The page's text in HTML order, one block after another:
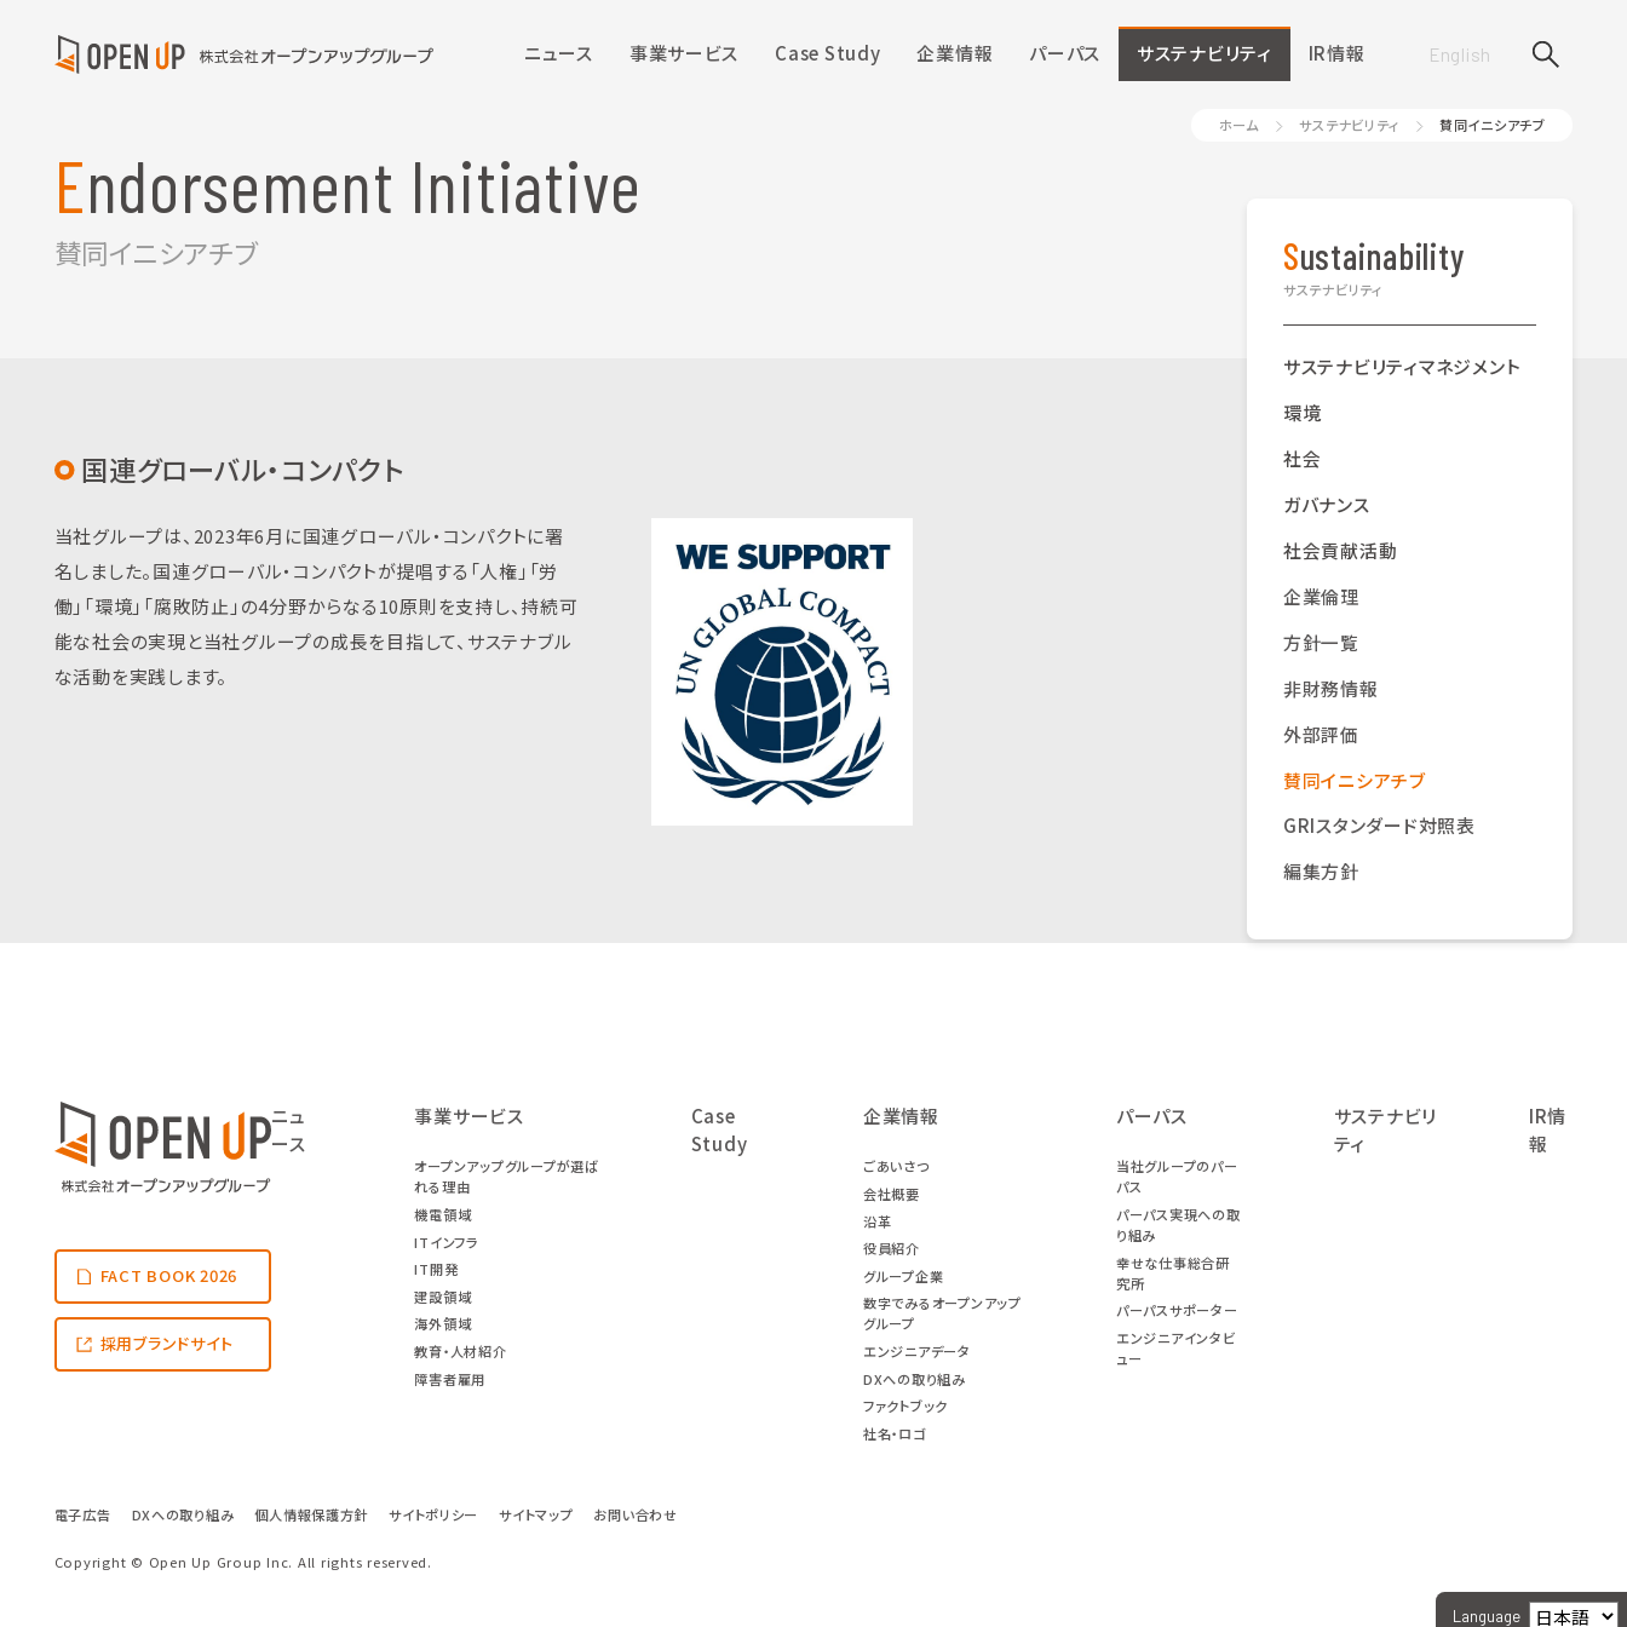
ニュース 事業サービス Case Study 企業情報 パーパス サステナビリティ IR情報 English
ホーム サステナビリティ 賛同イニシアチブ
Endorsement Initiative
賛同イニシアチブ
国連グローバル・コンパクト
当社グループは、2023年6月に国連グローバル・コンパクトに署
名しました。国連グローバル・コンパクトが提唱する「人権」「労
働」「環境」「腐敗防止」の4分野からなる10原則を支持し、持続可
能な社会の実現と当社グループの成長を目指して、サステナブル
な活動を実践します。
Sustainability
サステナビリティ
サステナビリティマネジメント
環境
社会
ガバナンス
社会貢献活動
企業倫理
方針一覧
非財務情報
外部評価
賛同イニシアチブ
GRIスタンダード対照表
編集方針
FACT BOOK 2026
採用ブランドサイト
ニュ
ース
事業サービス
オープンアップグループが選ば
れる理由
機電領域
ITインフラ
IT開発
建設領域
海外領域
教育・人材紹介
障害者雇用
Case
Study
企業情報
ごあいさつ
会社概要
沿革
役員紹介
グループ企業
数字でみるオープンアップ
グループ
エンジニアデータ
DXへの取り組み
ファクトブック
社名・ロゴ
パーパス
当社グループのパー
パス
パーパス実現への取
り組み
幸せな仕事総合研
究所
パーパスサポーター
エンジニアインタビ
ュー
サステナビリ
ティ
IR情
報
電子広告 DXへの取り組み 個人情報保護方針 サイトポリシー サイトマップ お問い合わせ
Copyright © Open Up Group Inc. All rights reserved.